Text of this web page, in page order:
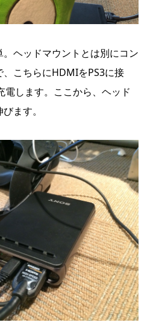
ヘッドマウントとは別にコン
こちらにHDMIをPS3に接
します。ここから、ヘッド
ます。